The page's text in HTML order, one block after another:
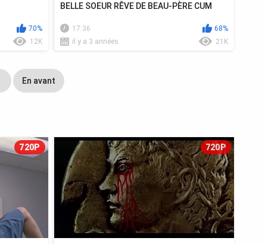
70%
12K
BELLE SOEUR RÊVE DE BEAU-PÈRE CUM
17:36
68%
il y a 3 années
21K
En avant
720P 720P